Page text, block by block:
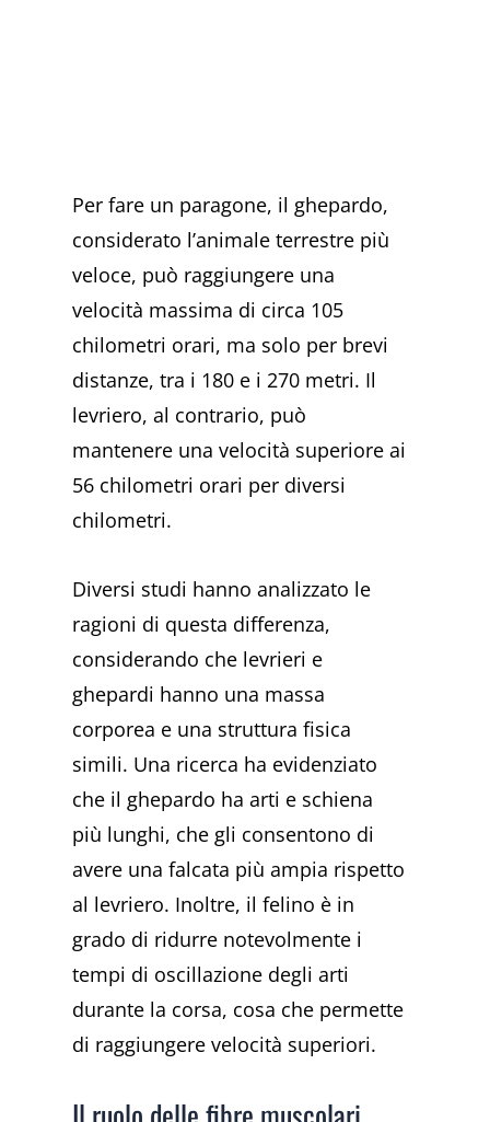
Per fare un paragone, il ghepardo,
considerato l’animale terrestre più
veloce, può raggiungere una
velocità massima di circa 105
chilometri orari, ma solo per brevi
distanze, tra i 180 e i 270 metri. Il
levriero, al contrario, può
mantenere una velocità superiore ai
56 chilometri orari per diversi
chilometri.
Diversi studi hanno analizzato le
ragioni di questa differenza,
considerando che levrieri e
ghepardi hanno una massa
corporea e una struttura fisica
simili. Una ricerca ha evidenziato
che il ghepardo ha arti e schiena
più lunghi, che gli consentono di
avere una falcata più ampia rispetto
al levriero. Inoltre, il felino è in
grado di ridurre notevolmente i
tempi di oscillazione degli arti
durante la corsa, cosa che permette
di raggiungere velocità superiori.